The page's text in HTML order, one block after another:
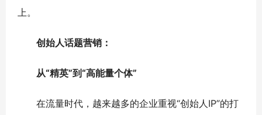
上。
创始人话题营销：
从“精英”到“高能量个体”
在流量时代，越来越多的企业重视“创始人IP”的打